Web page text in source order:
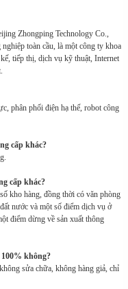
Zhongping Technology Co.,
toàn cầu, là một công ty khoa
tiếp thị, dịch vụ kỹ thuật, Internet
phân phối điện hạ thế, robot công
cấp khác?
cấp khác?
kho hàng, đồng thời có văn phòng
nước và một số điểm dịch vụ ở
điểm dừng về sản xuất thông
không?
sửa chữa, không hàng giả, chỉ